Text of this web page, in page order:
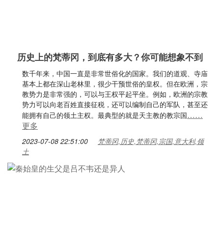
历史上的梵蒂冈，到底有多大？你可能想象不到
数千年来，中国一直是非常世俗化的国家。我们的道观、寺庙
基本上都在深山老林里，很少干预世俗的皇权。但在欧洲，宗
教势力是非常强的，可以与王权平起平坐。例如，欧洲的宗教
势力可以向老百姓直接征税，还可以编制自己的军队，甚至还
能拥有自己的领土主权。最典型的就是天主教的教宗国……
更多
2023-07-08 22:51:00
梵蒂冈,历史,梵蒂冈,宗国,意大利,领
土